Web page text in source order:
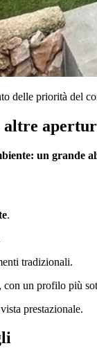
delle priorità del
altre
un grande
.
tradizionali.
con un profilo più
prestazionale.